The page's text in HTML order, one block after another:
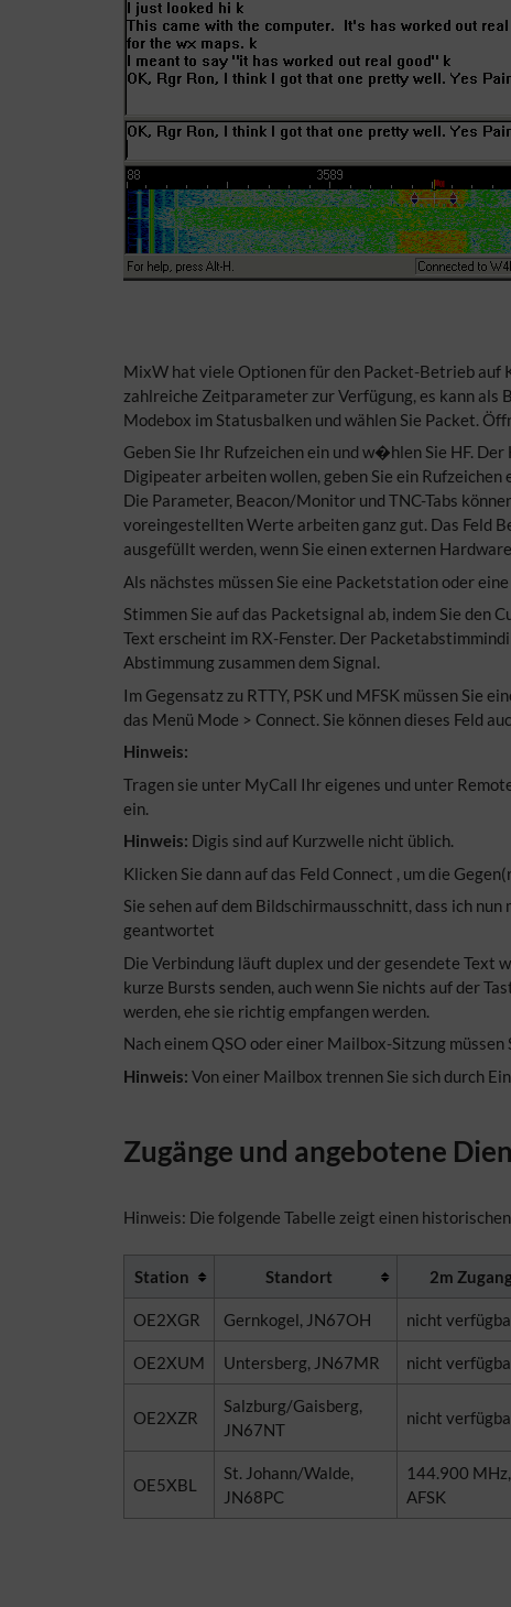
MixW hat viele Optionen für den Packet-Betrieb auf
zahlreiche Zeitparameter zur Verfügung, es kann als
Modebox im Statusbalken und wählen Sie Packet.
Geben Sie Ihr Rufzeichen ein und w�hlen Sie HF.
Digipeater arbeiten wollen, geben Sie ein
Die Parameter, Beacon/Monitor und TNC-Tabs
voreingestellten Werte arbeiten ganz gut. Das Feld
ausgefüllt werden, wenn Sie einen externen
Als nächstes müssen Sie eine Packetstation oder
Stimmen Sie auf das Packetsignal ab, indem Sie
Text erscheint im RX-Fenster. Der
Abstimmung zusammen dem Signal.
Im Gegensatz zu RTTY, PSK und MFSK müssen Sie
das Menü Mode > Connect. Sie können dieses Feld
Hinweis:
Tragen sie unter MyCall Ihr eigenes und unter
ein.
Hinweis: Digis sind auf Kurzwelle nicht üblich.
Klicken Sie dann auf das Feld Connect , um die
Sie sehen auf dem Bildschirmausschnitt, dass ich
geantwortet
Die Verbindung läuft duplex und der gesendete Text
kurze Bursts senden, auch wenn Sie nichts auf der
werden, ehe sie richtig empfangen werden.
Nach einem QSO oder einer Mailbox-Sitzung
Hinweis: Von einer Mailbox trennen Sie sich durch
Zugänge und angebotene
Hinweis: Die folgende Tabelle zeigt einen
Station Standort 2m
OE2XGR Gernkogel, JN67OH nicht
OE2XUM Untersberg, JN67MR nicht
OE2XZR
Salzburg/Gaisberg,
JN67NT
nicht
OE5XBL
St. Johann/Walde,
JN68PC
144.900
AFSK